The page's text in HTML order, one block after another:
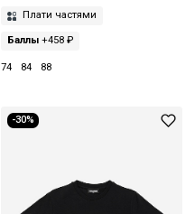
Плати частями
Баллы+458 ₽
74 84 88
-30%